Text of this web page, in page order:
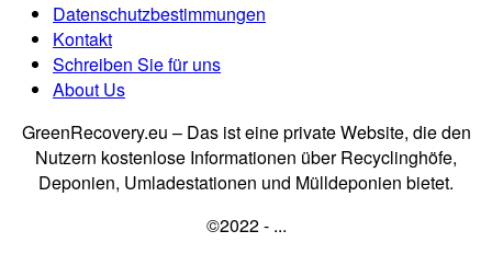
Datenschutzbestimmungen
Kontakt
Schreiben Sie für uns
About Us
GreenRecovery.eu – Das ist eine private Website, die den
Nutzern kostenlose Informationen über Recyclinghöfe,
Deponien, Umladestationen und Mülldeponien bietet.
©2022 - ...